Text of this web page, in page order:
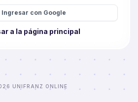
Ingresar con Google
a la página principal
UNIFRANZ ONLINE